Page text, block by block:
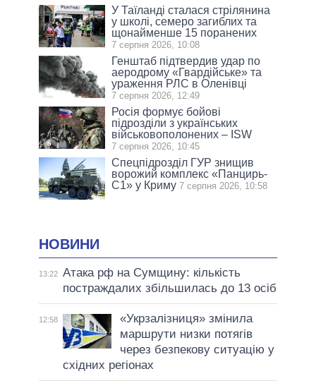
У Таїланді сталася стрілянина
у школі, семеро загиблих та
щонайменше 15 поранених
7 серпня 2026, 10:08
Генштаб підтвердив удар по
аеродрому «Гвардійське» та
ураження РЛС в Оленівці
7 серпня 2026, 12:49
Росія формує бойові
підрозділи з українських
військовополонених – ISW
7 серпня 2026, 10:45
Спецпідрозділ ГУР знищив
ворожий комплекс «Панцирь-
С1» у Криму 7 серпня 2026, 10:58
НОВИНИ
13:22 Атака рф на Сумщину: кількість
постраждалих збільшилась до 13 осіб
12:58
«Укрзалізниця» змінила
маршрути низки потягів
через безпекову ситуацію у
східних регіонах